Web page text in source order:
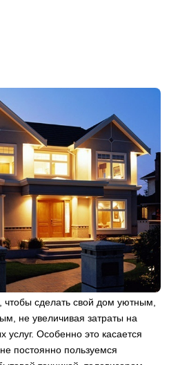
чтобы сделать свой дом уютным,
не увеличивая затраты на
услуг. Особенно это касается
постоянно пользуемся